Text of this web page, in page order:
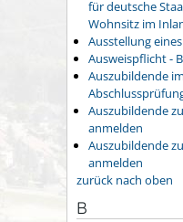
für deutsche
Wohnsitz im
Ausstellung
Ausweispflicht -
Auszubildende
Auszubildende
anmelden
Auszubildende
anmelden
zurück nach oben
B